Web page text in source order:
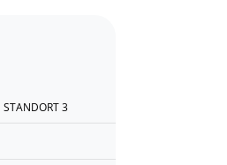
STANDORT 3